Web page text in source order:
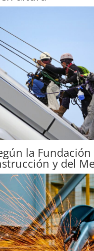
la Fundación
y del